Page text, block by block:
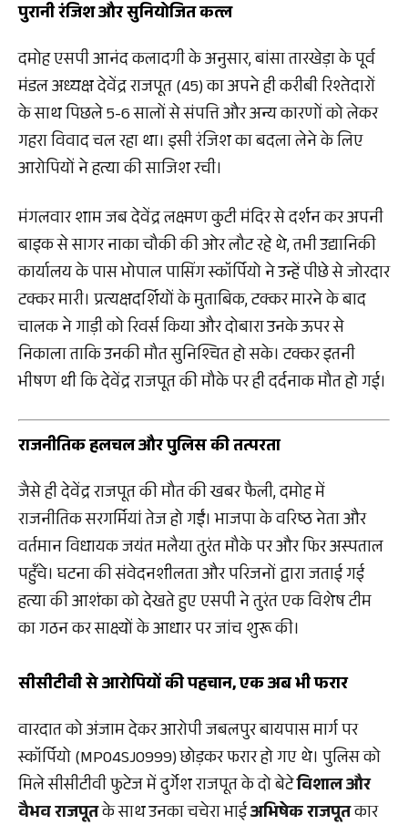
पुरानी रंजिश और सुनियोजित कत्ल
दमोह एसपी आनंद कलादगी के अनुसार, बांसा तारखेड़ा के पूर्व
मंडल अध्यक्ष देवेंद्र राजपूत (45) का अपने ही करीबी रिश्तेदारों
के साथ पिछले 5-6 सालों से संपत्ति और अन्य कारणों को लेकर
गहरा विवाद चल रहा था। इसी रंजिश का बदला लेने के लिए
आरोपियों ने हत्या की साजिश रची।
मंगलवार शाम जब देवेंद्र लक्ष्मण कुटी मंदिर से दर्शन कर अपनी
बाइक से सागर नाका चौकी की ओर लौट रहे थे, तभी उद्यानिकी
कार्यालय के पास भोपाल पासिंग स्कॉर्पियो ने उन्हें पीछे से जोरदार
टक्कर मारी। प्रत्यक्षदर्शियों के मुताबिक, टक्कर मारने के बाद
चालक ने गाड़ी को रिवर्स किया और दोबारा उनके ऊपर से
निकाला ताकि उनकी मौत सुनिश्चित हो सके। टक्कर इतनी
भीषण थी कि देवेंद्र राजपूत की मौके पर ही दर्दनाक मौत हो गई।
राजनीतिक हलचल और पुलिस की तत्परता
जैसे ही देवेंद्र राजपूत की मौत की खबर फैली, दमोह में
राजनीतिक सरगर्मियां तेज हो गईं। भाजपा के वरिष्ठ नेता और
वर्तमान विधायक जयंत मलैया तुरंत मौके पर और फिर अस्पताल
पहुँचे। घटना की संवेदनशीलता और परिजनों द्वारा जताई गई
हत्या की आशंका को देखते हुए एसपी ने तुरंत एक विशेष टीम
का गठन कर साक्ष्यों के आधार पर जांच शुरू की।
सीसीटीवी से आरोपियों की पहचान, एक अब भी फरार
वारदात को अंजाम देकर आरोपी जबलपुर बायपास मार्ग पर
स्कॉर्पियो (MP04SJ0999) छोड़कर फरार हो गए थे। पुलिस को
मिले सीसीटीवी फुटेज में दुर्गेश राजपूत के दो बेटेविशाल और
वैभव राजपूतके साथ उनका चचेरा भाईअभिषेक राजपूतकार